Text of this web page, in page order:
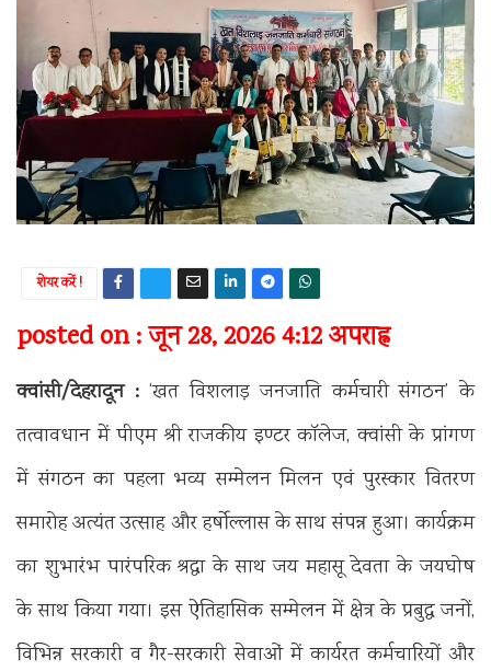
शेयर करें !
posted on : जून 28, 2026 4:12 अपराह्न
क्वांसी/देहरादून :‘खत विशलाड़ जनजाति कर्मचारी संगठन’ के
तत्वावधान में पीएम श्री राजकीय इण्टर कॉलेज, क्वांसी के प्रांगण
में संगठन का पहला भव्य सम्मेलन मिलन एवं पुरस्कार वितरण
समारोह अत्यंत उत्साह और हर्षोल्लास के साथ संपन्न हुआ। कार्यक्रम
का शुभारंभ पारंपरिक श्रद्धा के साथ जय महासू देवता के जयघोष
के साथ किया गया। इस ऐतिहासिक सम्मेलन में क्षेत्र के प्रबुद्ध जनों,
विभिन्न सरकारी व गैर-सरकारी सेवाओं में कार्यरत कर्मचारियों और